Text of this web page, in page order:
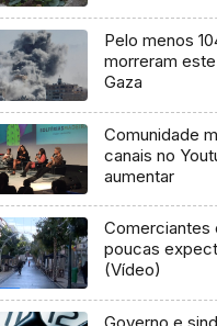
Pelo menos
morreram
Gaza
Comunidade
canais no
aumentar
Comerciantes
poucas
(Vídeo)